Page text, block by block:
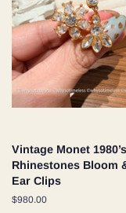
Vintage Monet 1980’s
Rhinestones Bloom
Ear Clips
定
$980.00